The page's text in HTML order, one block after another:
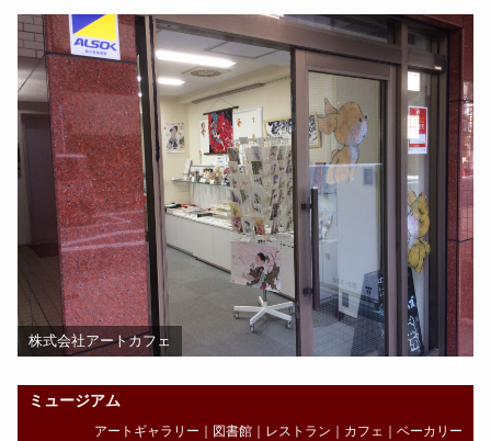
株式会社アートカフェ
ミュージアム
アートギャラリー 図書館 レストラン カフェ ｜ベーカリー